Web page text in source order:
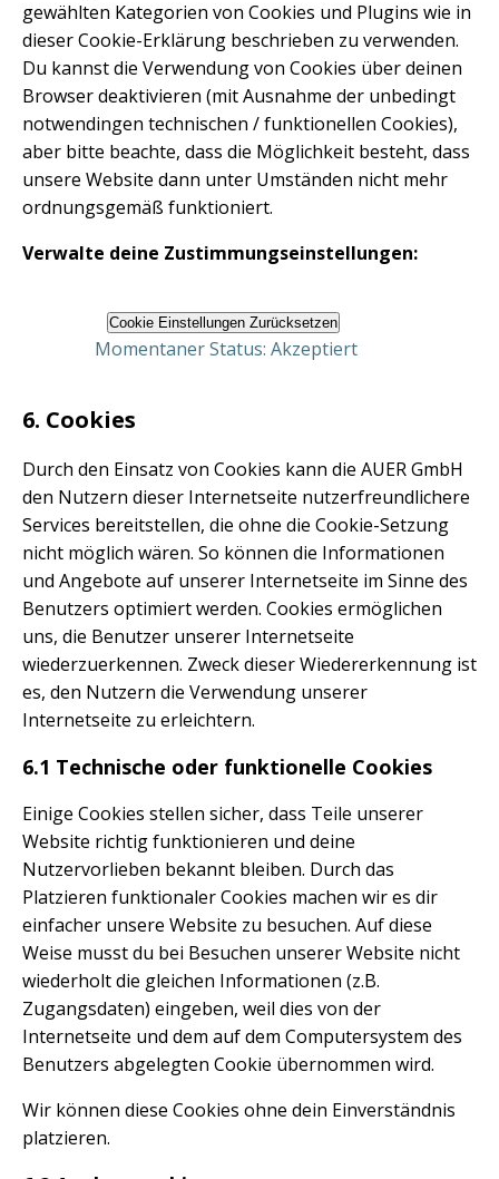
gewählten Kategorien von Cookies und Plugins wie in
dieser Cookie-Erklärung beschrieben zu verwenden.
Du kannst die Verwendung von Cookies über deinen
Browser deaktivieren (mit Ausnahme der unbedingt
notwendingen technischen / funktionellen Cookies),
aber bitte beachte, dass die Möglichkeit besteht, dass
unsere Website dann unter Umständen nicht mehr
ordnungsgemäß funktioniert.
Verwalte deine Zustimmungseinstellungen:
Cookie Einstellungen Zurücksetzen
Momentaner Status: Akzeptiert
6. Cookies
Durch den Einsatz von Cookies kann die AUER GmbH
den Nutzern dieser Internetseite nutzerfreundlichere
Services bereitstellen, die ohne die Cookie-Setzung
nicht möglich wären. So können die Informationen
und Angebote auf unserer Internetseite im Sinne des
Benutzers optimiert werden. Cookies ermöglichen
uns, die Benutzer unserer Internetseite
wiederzuerkennen. Zweck dieser Wiedererkennung ist
es, den Nutzern die Verwendung unserer
Internetseite zu erleichtern.
6.1 Technische oder funktionelle Cookies
Einige Cookies stellen sicher, dass Teile unserer
Website richtig funktionieren und deine
Nutzervorlieben bekannt bleiben. Durch das
Platzieren funktionaler Cookies machen wir es dir
einfacher unsere Website zu besuchen. Auf diese
Weise musst du bei Besuchen unserer Website nicht
wiederholt die gleichen Informationen (z.B.
Zugangsdaten) eingeben, weil dies von der
Internetseite und dem auf dem Computersystem des
Benutzers abgelegten Cookie übernommen wird.
Wir können diese Cookies ohne dein Einverständnis
platzieren.